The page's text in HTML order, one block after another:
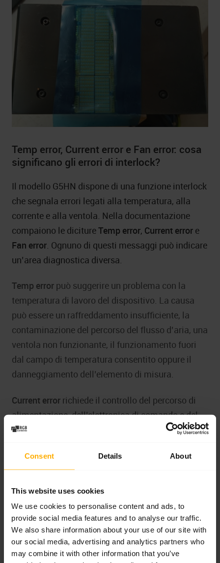
Consent Details About
This website uses cookies
We use cookies to personalise content and ads, to
provide social media features and to analyse our traffic.
We also share information about your use of our site with
our social media, advertising and analytics partners who
may combine it with other information that you’ve
Temp error, Current error e Fan error: cosa
significano gli errori di interlock?
Il modello G5HN dispone di una funzione interlock
che segnala errori legati alla temperatura, alla
corrente e alla ventola. Nella documentazione
compaiono le dicitureTemp error, Current error e
Fan error . Ognuno di questi messaggi può indicare
un’area diagnostica diversa.
Temp error può suggerire un problema con la
temperatura di lavoro del dispositivo. La causa
può essere un raffreddamento insufficiente, la
contaminazione del percorso del flusso d’aria, una
ventola non funzionante, il funzionamento fuori
dal campo di temperatura consentito oppure il
danneggiamento dell’elemento di misura.
Current error richiede il controllo del percorso di
alimentazione, dell’elettronica di comando e del
carico del sistema LED. Un errore di questo tipo
corretta, al danneggiamento della sezione di
potenza, a un problema del modulo LED oppure a
disturbi nel comando.
Fan errorindirizza la diagnostica verso il sistema
di raffreddamento. Nelle lampade UV LED
raffreddate ad aria, la ventola influisce
direttamente sulla temperatura del modulo e sulla